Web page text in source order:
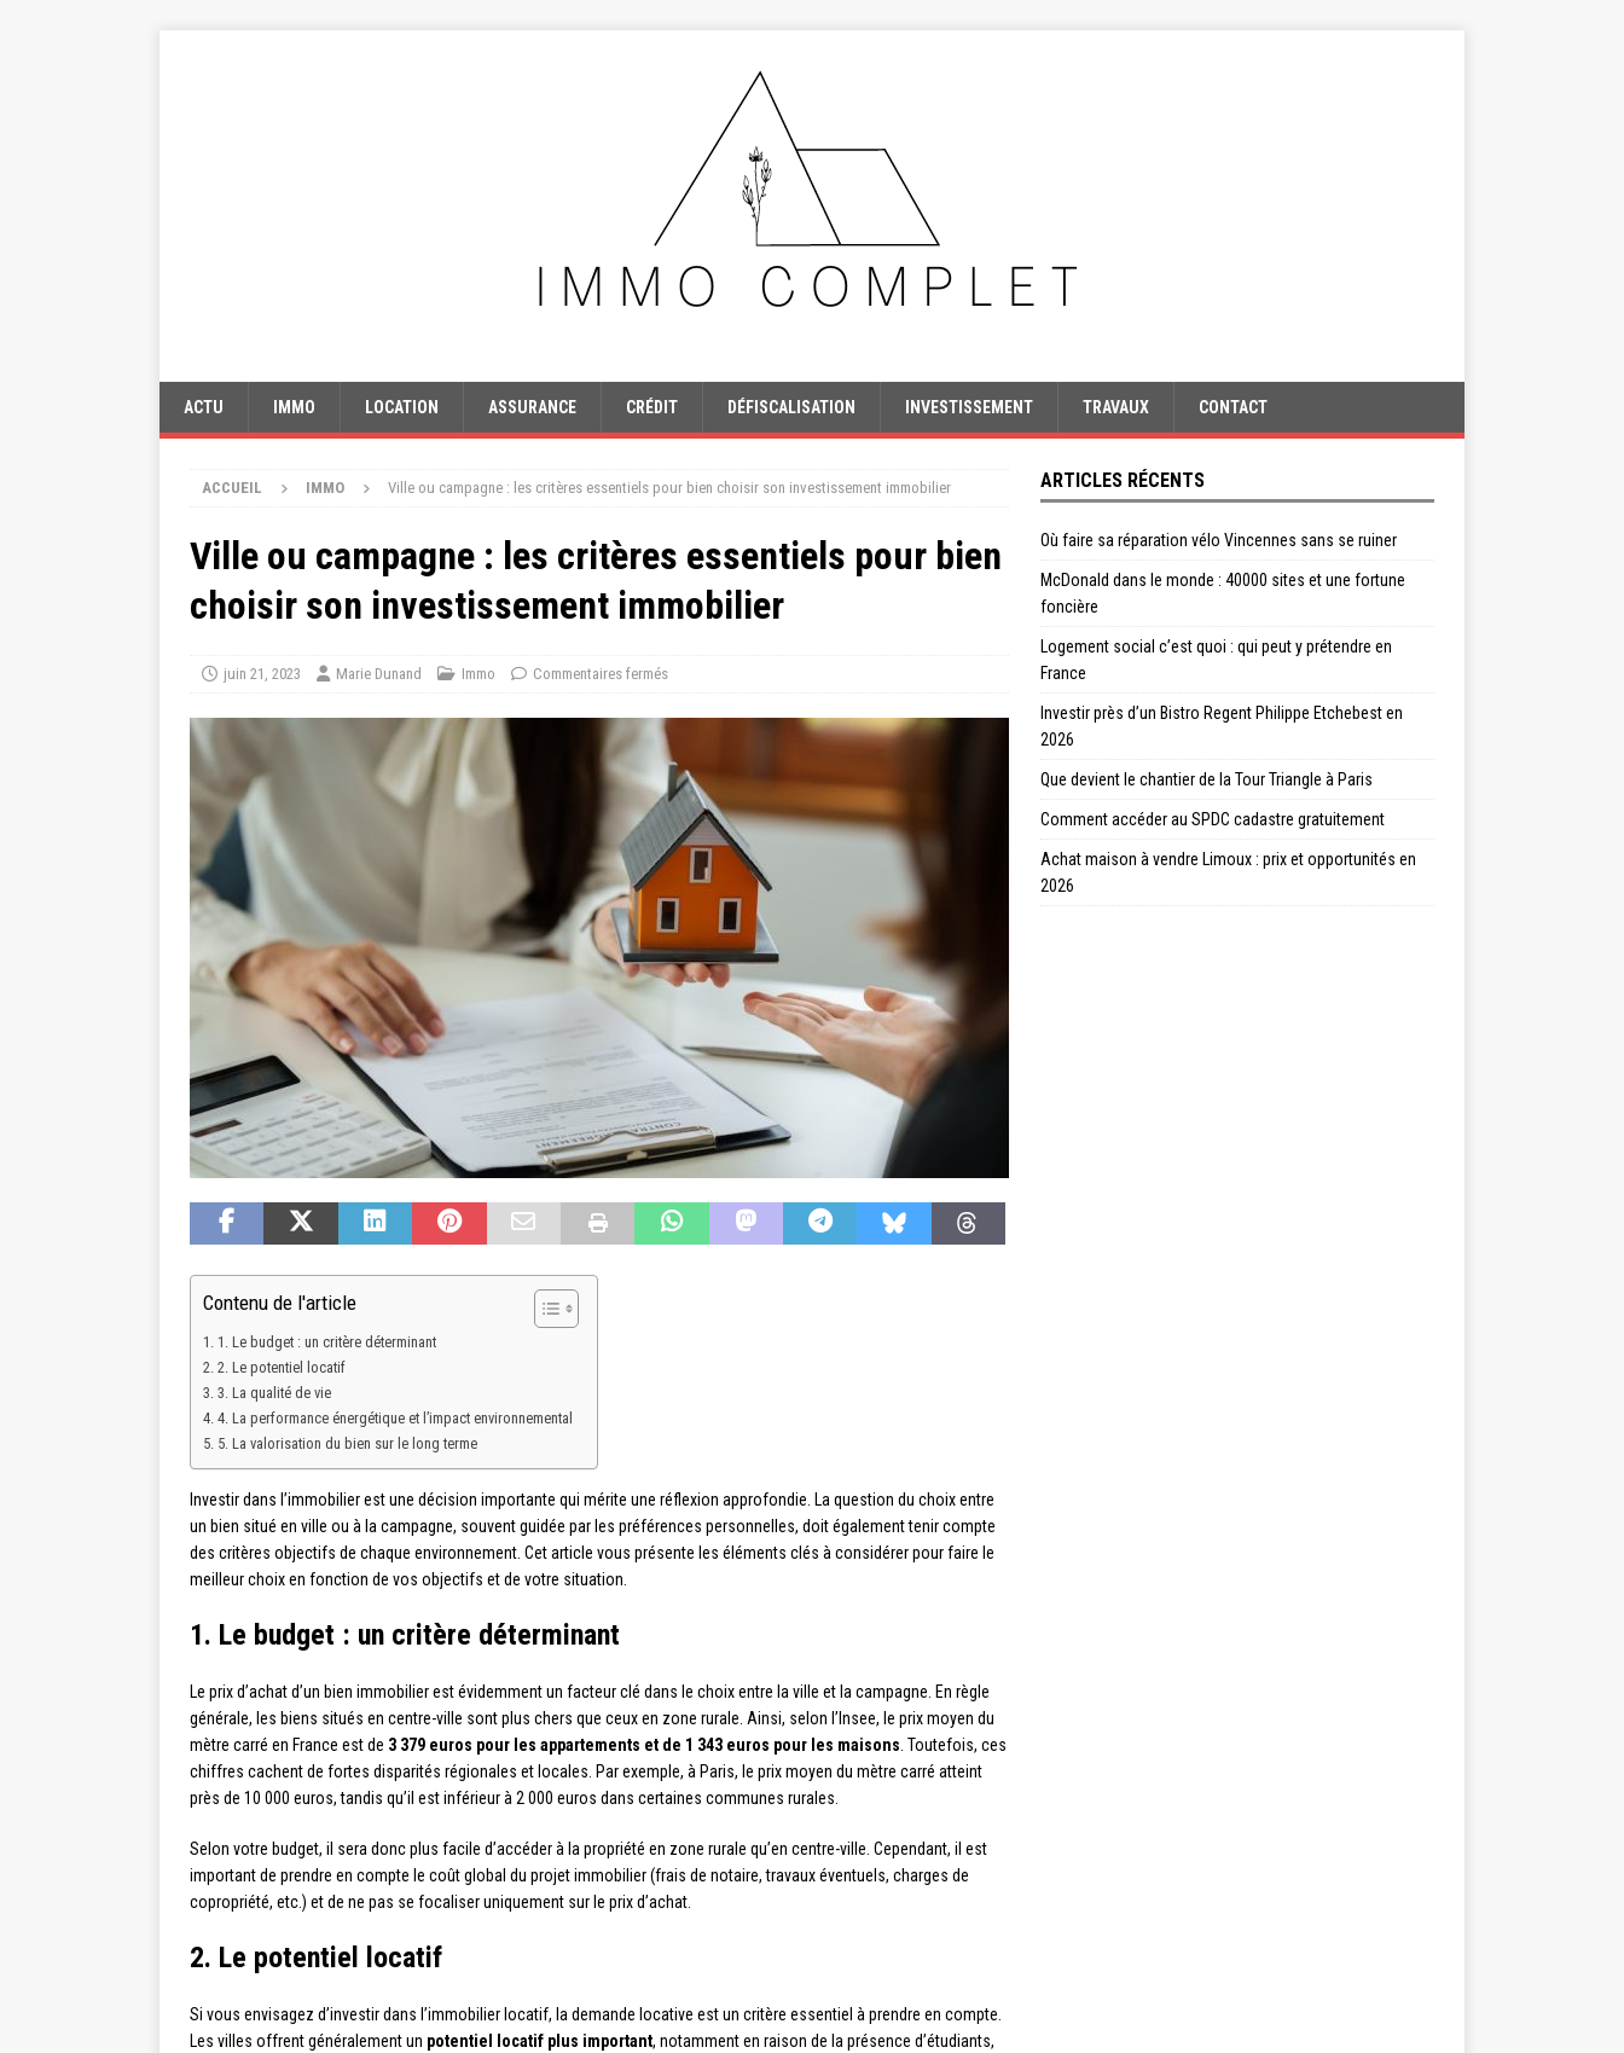
ACTU IMMO LOCATION ASSURANCE CRÉDIT DÉFISCALISATION INVESTISSEMENT TRAVAUX CONTACT
ACCUEIL IMMO Ville ou campagne : les critères essentiels pour bien choisir son investissement immobilier
Ville ou campagne : les critères essentiels pour bien
choisir son investissement immobilier
juin 21, 2023 Marie Dunand Immo Commentaires fermés
Contenu de l'article
1. Le budget : un critère déterminant
2. Le potentiel locatif
3. La qualité de vie
4. La performance énergétique et l’impact environnemental
5. La valorisation du bien sur le long terme
Investir dans l’immobilier est une décision importante qui mérite une réflexion approfondie. La question du choix entre
un bien situé en ville ou à la campagne, souvent guidée par les préférences personnelles, doit également tenir compte
des critères objectifs de chaque environnement. Cet article vous présente les éléments clés à considérer pour faire le
meilleur choix en fonction de vos objectifs et de votre situation.
1. Le budget : un critère déterminant
Le prix d’achat d’un bien immobilier est évidemment un facteur clé dans le choix entre la ville et la campagne. En règle
générale, les biens situés en centre-ville sont plus chers que ceux en zone rurale. Ainsi, selon l’Insee, le prix moyen du
mètre carré en France est de 3 379 euros pour les appartements et de 1 343 euros pour les maisons . Toutefois, ces
chiffres cachent de fortes disparités régionales et locales. Par exemple, à Paris, le prix moyen du mètre carré atteint
près de 10 000 euros, tandis qu’il est inférieur à 2 000 euros dans certaines communes rurales.
Selon votre budget, il sera donc plus facile d’accéder à la propriété en zone rurale qu’en centre-ville. Cependant, il est
important de prendre en compte le coût global du projet immobilier (frais de notaire, travaux éventuels, charges de
copropriété, etc.) et de ne pas se focaliser uniquement sur le prix d’achat.
2. Le potentiel locatif
Si vous envisagez d’investir dans l’immobilier locatif, la demande locative est un critère essentiel à prendre en compte.
Les villes offrent généralement un potentiel locatif plus important, notamment en raison de la présence d’étudiants,
ARTICLES RÉCENTS
Où faire sa réparation vélo Vincennes sans se ruiner
McDonald dans le monde : 40000 sites et une fortune
foncière
Logement social c’est quoi : qui peut y prétendre en
France
Investir près d’un Bistro Regent Philippe Etchebest en
2026
Que devient le chantier de la Tour Triangle à Paris
Comment accéder au SPDC cadastre gratuitement
Achat maison à vendre Limoux : prix et opportunités en
2026